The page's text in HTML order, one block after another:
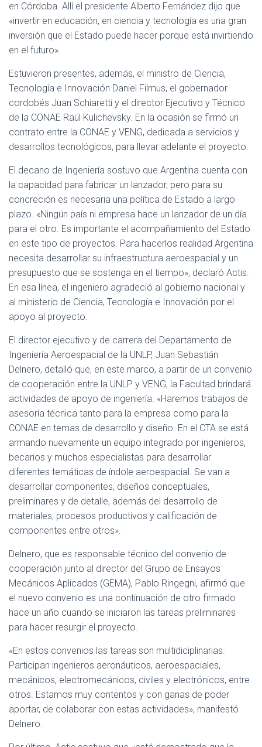
en Córdoba. Allí el presidente Alberto Fernández dijo que
«invertir en educación, en ciencia y tecnología es una gran
inversión que el Estado puede hacer porque está invirtiendo
en el futuro».
Estuvieron presentes, además, el ministro de Ciencia,
Tecnología e Innovación Daniel Filmus, el gobernador
cordobés Juan Schiaretti y el director Ejecutivo y Técnico
de la CONAE Raúl Kulichevsky. En la ocasión se firmó un
contrato entre la CONAE y VENG, dedicada a servicios y
desarrollos tecnológicos, para llevar adelante el proyecto.
El decano de Ingeniería sostuvo que Argentina cuenta con
la capacidad para fabricar un lanzador, pero para su
concreción es necesaria una política de Estado a largo
plazo. «Ningún país ni empresa hace un lanzador de un día
para el otro. Es importante el acompañamiento del Estado
en este tipo de proyectos. Para hacerlos realidad Argentina
necesita desarrollar su infraestructura aeroespacial y un
presupuesto que se sostenga en el tiempo», declaró Actis.
En esa línea, el ingeniero agradeció al gobierno nacional y
al ministerio de Ciencia, Tecnología e Innovación por el
apoyo al proyecto.
El director ejecutivo y de carrera del Departamento de
Ingeniería Aeroespacial de la UNLP, Juan Sebastián
Delnero, detalló que, en este marco, a partir de un convenio
de cooperación entre la UNLP y VENG, la Facultad brindará
actividades de apoyo de ingeniería. «Haremos trabajos de
asesoría técnica tanto para la empresa como para la
CONAE en temas de desarrollo y diseño. En el CTA se está
armando nuevamente un equipo integrado por ingenieros,
becarios y muchos especialistas para desarrollar
diferentes temáticas de índole aeroespacial. Se van a
desarrollar componentes, diseños conceptuales,
preliminares y de detalle, además del desarrollo de
materiales, procesos productivos y calificación de
componentes entre otros».
Delnero, que es responsable técnico del convenio de
cooperación junto al director del Grupo de Ensayos
Mecánicos Aplicados (GEMA), Pablo Ringegni, afirmó que
el nuevo convenio es una continuación de otro firmado
hace un año cuando se iniciaron las tareas preliminares
para hacer resurgir el proyecto.
«En estos convenios las tareas son multidiciplinarias.
Participan ingenieros aeronáuticos, aeroespaciales,
mecánicos, electromecánicos, civiles y electrónicos, entre
otros. Estamos muy contentos y con ganas de poder
aportar, de colaborar con estas actividades», manifestó
Delnero.